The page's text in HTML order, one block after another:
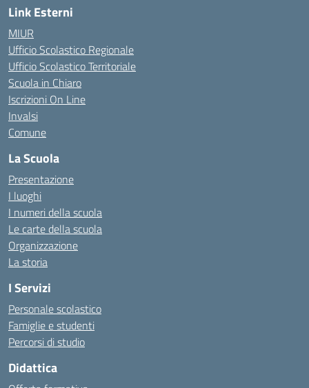
Link Esterni
MIUR
Ufficio Scolastico Regionale
Ufficio Scolastico Territoriale
Scuola in Chiaro
Iscrizioni On Line
Invalsi
Comune
La Scuola
Presentazione
I luoghi
I numeri della scuola
Le carte della scuola
Organizzazione
La storia
I Servizi
Personale scolastico
Famiglie e studenti
Percorsi di studio
Didattica